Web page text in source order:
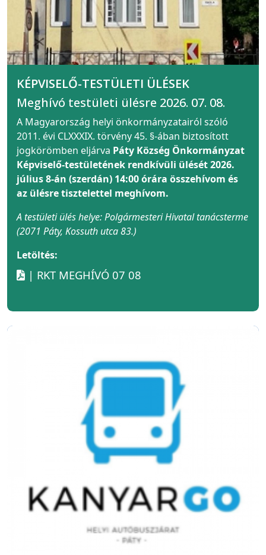
KÉPVISELŐ-TESTÜLETI ÜLÉSEK
Meghívó testületi ülésre 2026. 07. 08.
A Magyarország helyi önkormányzatairól szóló
2011. évi CLXXXIX. törvény 45. §-ában biztosított
jogkörömben eljárva Páty Község Önkormányzat
Képviselő-testületének rendkívüli ülését 2026.
július 8-án (szerdán) 14:00 órára összehívom és
az ülésre tisztelettel meghívom.
A testületi ülés helye: Polgármesteri Hivatal tanácsterme
(2071 Páty, Kossuth utca 83.)
Letöltés:
| RKT MEGHÍVÓ 07 08